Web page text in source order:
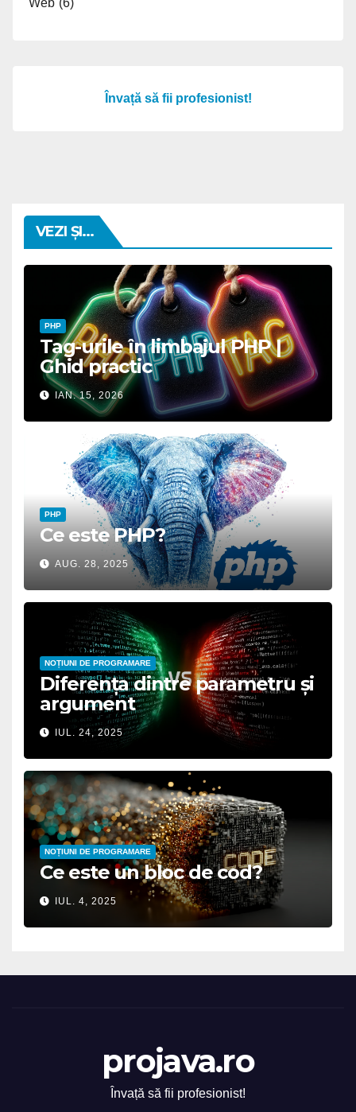
Învață să fii profesionist!
VEZI ȘI...
PHP
Tag-urile în limbajul PHP |
Ghid practic
IAN. 15, 2026
PHP
Ce este PHP?
AUG. 28, 2025
NOȚIUNI DE PROGRAMARE
Diferența dintre parametru și
argument
IUL. 24, 2025
NOȚIUNI DE PROGRAMARE
Ce este un bloc de cod?
IUL. 4, 2025
projava.ro
Învață să fii profesionist!